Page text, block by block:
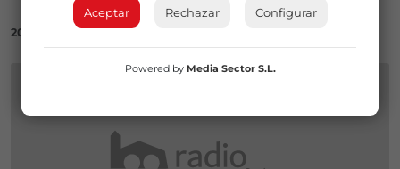
20/04/2023
Aceptar Rechazar Configurar
Powered by Media Sector S.L.